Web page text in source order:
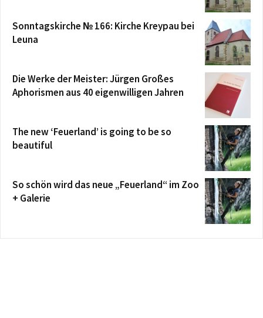
Sonntagskirche № 166: Kirche Kreypau bei
Leuna
Die Werke der Meister: Jürgen Großes
Aphorismen aus 40 eigenwilligen Jahren
The new ‘Feuerland’ is going to be so
beautiful
So schön wird das neue „Feuerland“ im Zoo
+ Galerie